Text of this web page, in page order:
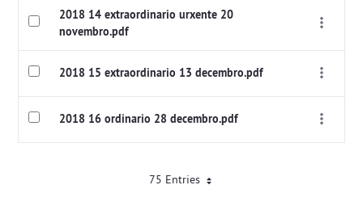
2018 14 extraordinario urxente 20
novembro.pdf
2018 15 extraordinario 13 decembro.pdf
2018 16 ordinario 28 decembro.pdf
75 Entries